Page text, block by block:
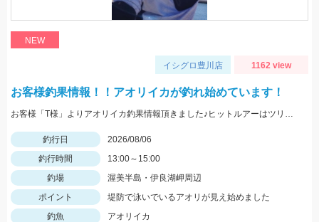
NEW
イシグロ豊川店 1162 view
お客様釣果情報！！アオリイカが釣れ始めています！
お客様「T様」よりアオリイカ釣果情報頂きました♪ヒットルアーはツリノTHEエギの２．５サイズ。5杯ほど泳いでいるイカも目撃、バラシもあったそうです。今後は三河湾内にもどんどん入ってきそうですね！
釣行日
2026/08/06
釣行時間
13:00～15:00
釣場
渥美半島・伊良湖岬周辺
ポイント
堤防で泳いでいるアオリが見え始めました
釣魚
アオリイカ